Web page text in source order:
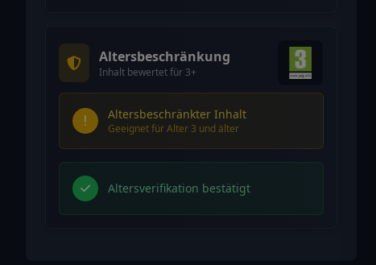
Altersbeschränkung
Inhalt bewertet für 3+
Altersbeschränkter Inhalt
Geeignet für Alter 3 und älter
Altersverifikation bestätigt